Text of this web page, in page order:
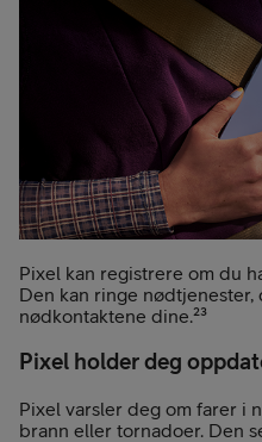
Pixel kan registrere om du
Den kan ringe
nødkontaktene dine.²³
Pixel holder deg
Pixel varsler deg om farer i
brann eller tornadoer. Den